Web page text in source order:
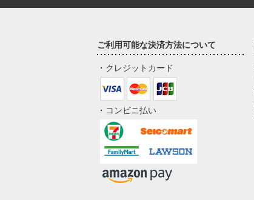
ご利用可能な決済方法について
・クレジットカード
・コンビニ払い